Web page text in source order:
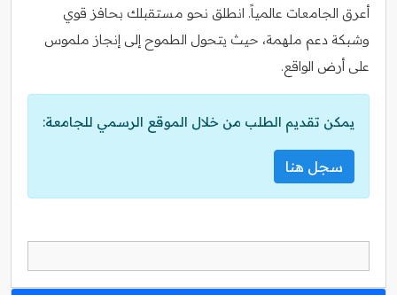
أعرق الجامعات عالمياً. انطلق نحو مستقبلك بحافز قوي
وشبكة دعم ملهمة، حيث يتحول الطموح إلى إنجاز ملموس
على أرض الواقع.
يمكن تقديم الطلب من خلال الموقع الرسمي للجامعة:
سجل هنا